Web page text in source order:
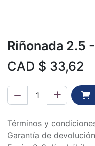
Riñonada 2.5
CAD $ 33,62
Términos y
Garantía de